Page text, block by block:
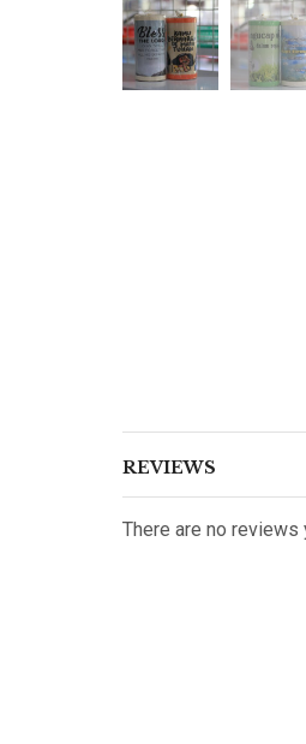
REVIEWS
There are no reviews